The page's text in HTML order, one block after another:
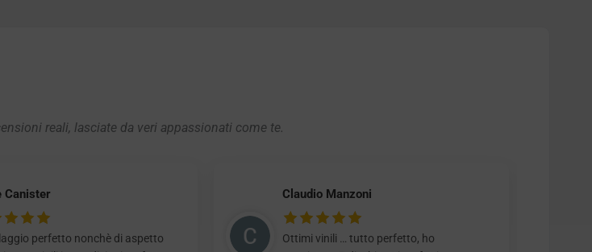
reali, lasciate da veri appassionati come te.
Canister
perfetto nonchè di aspetto
Claudio Manzoni
Ottimi vinili … tutto perfetto, ho